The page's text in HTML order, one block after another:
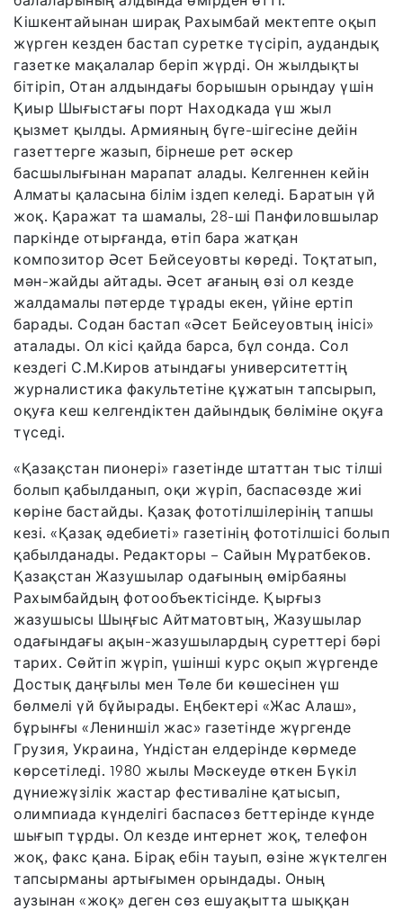
Кішкентайынан ширақ Рахымбай мектепте оқып
жүрген кезден бастап суретке түсіріп, аудандық
газетке мақалалар беріп жүрді. Он жылдықты
бітіріп, Отан алдындағы борышын орындау үшін
Қиыр Шығыстағы порт Находкада үш жыл
қызмет қылды. Армияның бүге-шігесіне дейін
газеттерге жазып, бірнеше рет әскер
басшылығынан марапат алады. Келгеннен кейін
Алматы қаласына білім іздеп келеді. Баратын үй
жоқ. Қаражат та шамалы, 28-ші Панфиловшылар
паркінде отырғанда, өтіп бара жатқан
композитор Әсет Бейсеуовты көреді. Тоқтатып,
мән-жайды айтады. Әсет ағаның өзі ол кезде
жалдамалы пәтерде тұрады екен, үйіне ертіп
барады. Содан бастап «Әсет Бейсеуовтың інісі»
аталады. Ол кісі қайда барса, бұл сонда. Сол
кездегі С.М.Киров атындағы университеттің
журналистика факультетіне құжатын тапсырып,
оқуға кеш келгендіктен дайындық бөліміне оқуға
түседі.
«Қазақстан пионері» газетінде штаттан тыс тілші
болып қабылданып, оқи жүріп, баспасөзде жиі
көріне бастайды. Қазақ фототілшілерінің тапшы
кезі. «Қазақ әдебиеті» газетінің фототілшісі болып
қабылданады. Редакторы – Сайын Мұратбеков.
Қазақстан Жазушылар одағының өмірбаяны
Рахымбайдың фотообъектісінде. Қырғыз
жазушысы Шыңғыс Айтматовтың, Жазушылар
одағындағы ақын-жазушылардың суреттері бәрі
тарих. Сөйтіп жүріп, үшінші курс оқып жүргенде
Достық даңғылы мен Төле би көшесінен үш
бөлмелі үй бұйырады. Еңбектері «Жас Алаш»,
бұрынғы «Лениншіл жас» газетінде жүргенде
Грузия, Украина, Үндістан елдерінде көрмеде
көрсетіледі. 1980 жылы Мәскеуде өткен Бүкіл
дүниежүзілік жастар фестиваліне қатысып,
олимпиада күнделігі баспасөз беттерінде күнде
шығып тұрды. Ол кезде интернет жоқ, телефон
жоқ, факс қана. Бірақ ебін тауып, өзіне жүктелген
тапсырманы артығымен орындады. Оның
аузынан «жоқ» деген сөз ешуақытта шыққан